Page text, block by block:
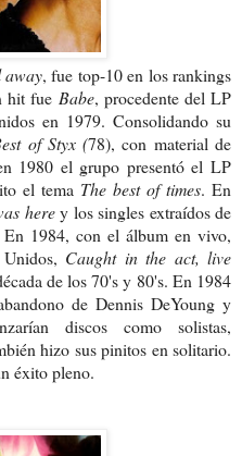
away, fue top-10 en los rankings
hit fue Babe, procedente del LP
en 1979. Consolidando su
of Styx (78), con material de
1980 el grupo presentó el LP
el tema The best of times. En
herey los singles extraídos de
En 1984, con el álbum en vivo,
Caught in the act, live
de los 70's y 80's. En 1984
de Dennis DeYoung y
discos como solistas,
hizo sus pinitos en solitario.
éxito pleno.